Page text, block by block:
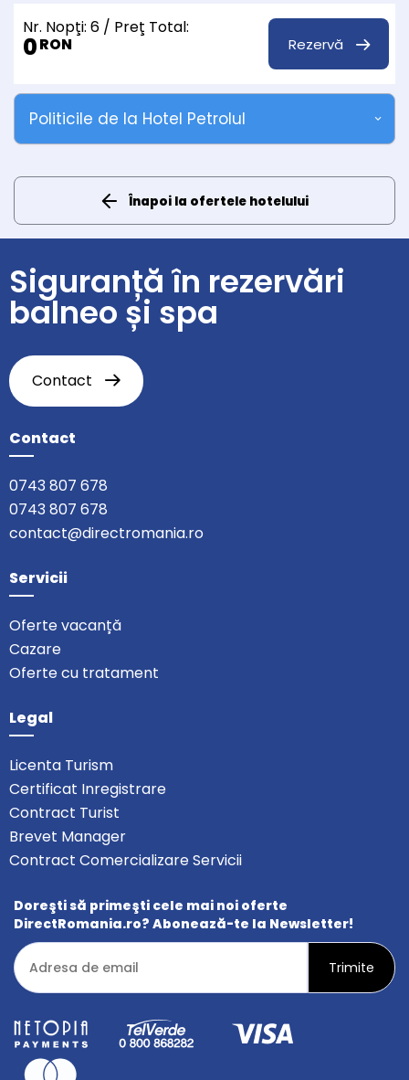
Nr. Nopţi: 6 / Preţ Total:
0RON Rezervă
Politicile de la Hotel Petrolul
Înapoi la ofertele hotelului
Siguranță în rezervări
balneo și spa
Contact
Contact
0743 807 678
0743 807 678
contact@directromania.ro
Servicii
Oferte vacanță
Cazare
Oferte cu tratament
Legal
Licenta Turism
Certificat Inregistrare
Contract Turist
Brevet Manager
Contract Comercializare Servicii
Doreşti să primeşti cele mai noi oferte
DirectRomania.ro? Abonează-te la Newsletter!